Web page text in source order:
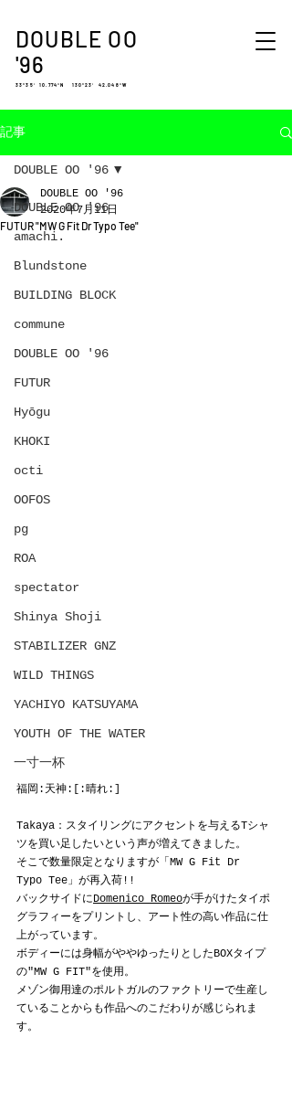
DOUBLE OO
'96
33°35′ 10.774″N 130°23′ 42.048″W
記事
DOUBLE OO '96
amachi.
Blundstone
BUILDING BLOCK
commune
DOUBLE OO '96
FUTUR
Hyōgu
KHOKI
octi
OOFOS
pg
ROA
spectator
Shinya Shoji
STABILIZER GNZ
WILD THINGS
YACHIYO KATSUYAMA
YOUTH OF THE WATER
一寸一杯
DOUBLE OO '96
FUTUR "MW G Fit Dr Typo Tee"
DOUBLE OO '96
2020年7月11日
福岡:天神:[:晴れ:]
Takaya：スタイリングにアクセントを与えるTシャ
ツを買い足したいという声が増えてきました。
そこで数量限定となりますが 「MW G Fit Dr
Typo Tee」が再入荷!!
バックサイドにDomenico Romeoが手がけたタイポ
グラフィーをプリントし、アート性の高い作品に仕
上がっています。
ボディーには身幅がややゆったりとしたBOXタイプ
の"MW G FIT"を使用。
メゾン御用達のポルトガルのファクトリーで生産し
ていることからも作品へのこだわりが感じられま
す。